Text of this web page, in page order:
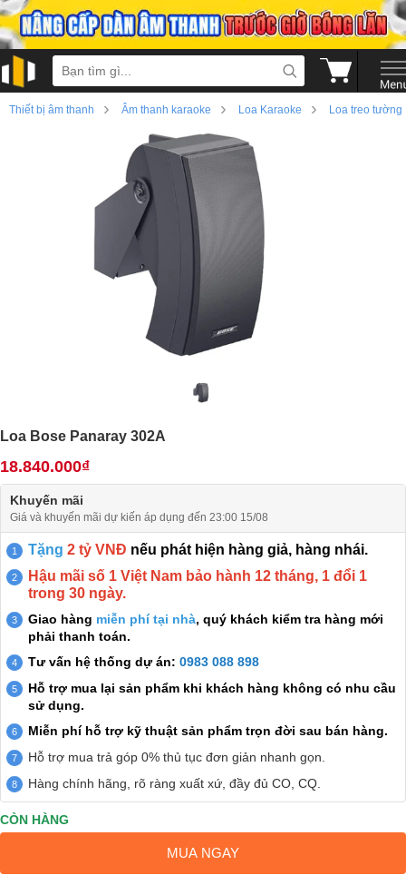
Thiết bị âm thanh › Âm thanh karaoke › Loa Karaoke › Loa treo tường
Loa Bose Panaray 302A
18.840.000₫
Khuyến mãi
Giá và khuyến mãi dự kiến áp dụng đến 23:00 15/08
Tặng 2 tỷ VNĐ nếu phát hiện hàng giả, hàng nhái.
Hậu mãi số 1 Việt Nam bảo hành 12 tháng, 1 đổi 1
trong 30 ngày.
Giao hàng miễn phí tại nhà, quý khách kiểm tra hàng mới
phải thanh toán.
Tư vấn hệ thống dự án: 0983 088 898
Hỗ trợ mua lại sản phẩm khi khách hàng không có nhu cầu
sử dụng.
Miễn phí hỗ trợ kỹ thuật sản phẩm trọn đời sau bán hàng.
Hỗ trợ mua trả góp 0% thủ tục đơn giản nhanh gọn.
Hàng chính hãng, rõ ràng xuất xứ, đầy đủ CO, CQ.
CÒN HÀNG
MUA NGAY